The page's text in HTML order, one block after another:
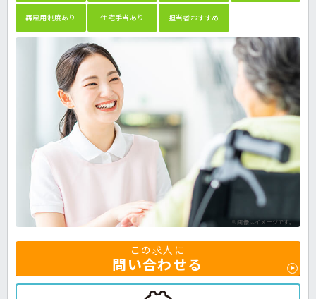
再雇用制度あり 住宅手当あり 担当者おすすめ
※画像はイメージです。
この求人に
問い合わせる